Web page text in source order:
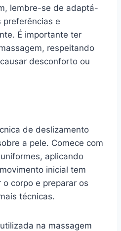
lembre-se de adaptá-
preferências e
É importante ter
respeitando
desconforto ou
de deslizamento
a pele. Comece com
aplicando
inicial tem
corpo e preparar os
técnicas.
na massagem